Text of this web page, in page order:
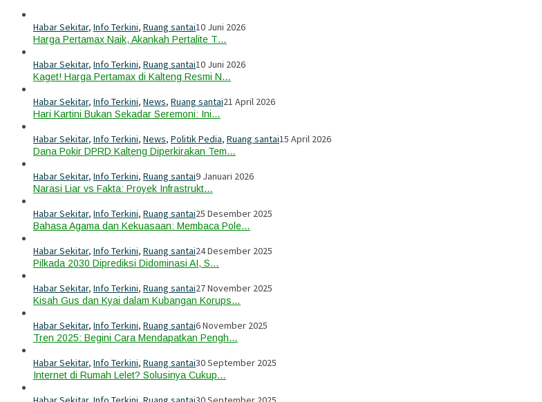
Habar Sekitar, Info Terkini, Ruang santai10 Juni 2026
Harga Pertamax Naik, Akankah Pertalite T…
Habar Sekitar, Info Terkini, Ruang santai10 Juni 2026
Kaget! Harga Pertamax di Kalteng Resmi N…
Habar Sekitar, Info Terkini, News, Ruang santai21 April 2026
Hari Kartini Bukan Sekadar Seremoni: Ini…
Habar Sekitar, Info Terkini, News, Politik Pedia, Ruang santai15 April 2026
Dana Pokir DPRD Kalteng Diperkirakan Tem…
Habar Sekitar, Info Terkini, Ruang santai9 Januari 2026
Narasi Liar vs Fakta: Proyek Infrastrukt…
Habar Sekitar, Info Terkini, Ruang santai25 Desember 2025
Bahasa Agama dan Kekuasaan: Membaca Pole…
Habar Sekitar, Info Terkini, Ruang santai24 Desember 2025
Pilkada 2030 Diprediksi Didominasi AI, S…
Habar Sekitar, Info Terkini, Ruang santai27 November 2025
Kisah Gus dan Kyai dalam Kubangan Korups…
Habar Sekitar, Info Terkini, Ruang santai6 November 2025
Tren 2025: Begini Cara Mendapatkan Pengh…
Habar Sekitar, Info Terkini, Ruang santai30 September 2025
Internet di Rumah Lelet? Solusinya Cukup…